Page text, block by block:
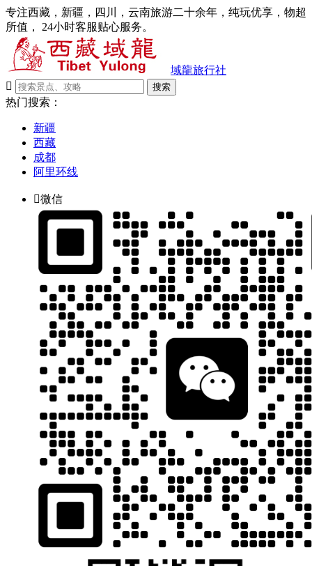
专注西藏，新疆，四川，云南旅游二十余年，纯玩优享，物超
所值， 24小时客服贴心服务。
域龍旅行社

搜索
热门搜索：
新疆
西藏
成都
阿里环线
微信